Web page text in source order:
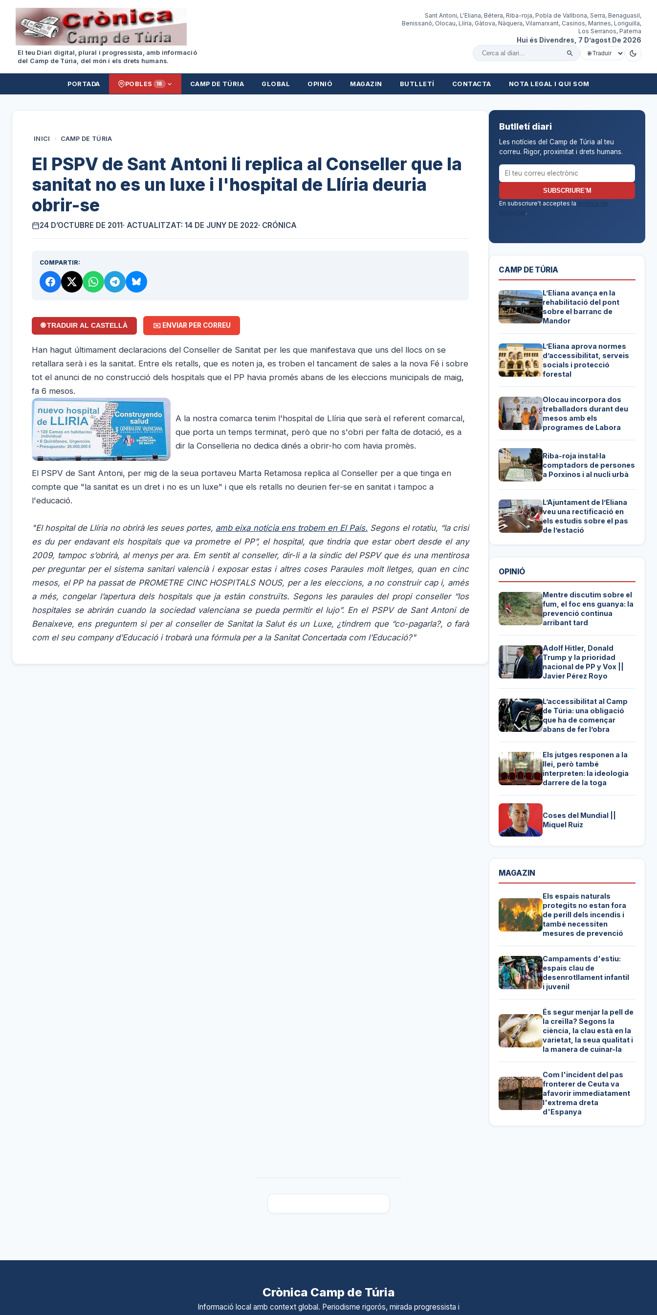
El teu Diari digital, plural i progressista, amb informació
del Camp de Túria, del món i els drets humans.
Sant Antoni, L'Eliana, Bétera, Riba-roja, Pobla de Vallbona, Serra, Benaguasil,
Benissanó, Olocau, Llíria, Gàtova, Nàquera, Vilamarxant, Casinos, Marines, Loriguilla,
Los Serranos, Paterna
Hui és Divendres, 7 D’agost De 2026
Cercar al diari
PORTADA POBLES 18 CAMP DE TÚRIA GLOBAL OPINIÓ MAGAZIN BUTLLETÍ CONTACTA NOTA LEGAL I QUI SOM
INICI › CAMP DE TÚRIA
El PSPV de Sant Antoni li replica al Conseller que la
sanitat no es un luxe i l'hospital de Llíria deuria
obrir-se
24 D’OCTUBRE DE 2011· ACTUALITZAT: 14 DE JUNY DE 2022· CRÓNICA
COMPARTIR:
🌐 TRADUIR AL CASTELLÀ ✉️ ENVIAR PER CORREU
Han hagut últimament declaracions del Conseller de Sanitat per les que manifestava que uns del llocs on se
retallara serà i es la sanitat. Entre els retalls, que es noten ja, es troben el tancament de sales a la nova Fé i sobre
tot el anunci de no construcció dels hospitals que el PP havia promés abans de les eleccions municipals de maig,
fa 6 mesos.
A la nostra comarca tenim l'hospital de Llíria que serà el referent comarcal,
que porta un temps terminat, però que no s'obri per falta de dotació, es a
dir la Conselleria no dedica dinés a obrir-ho com havia promès.
El PSPV de Sant Antoni, per mig de la seua portaveu Marta Retamosa replica al Conseller per a que tinga en
compte que "la sanitat es un dret i no es un luxe" i que els retalls no deurien fer-se en sanitat i tampoc a
l'educació.
"El hospital de Llíria no obrirà les seues portes, amb eixa notícia ens trobem en El País. Segons el rotatiu, “la crisi
es du per endavant els hospitals que va prometre el PP”, el hospital, que tindria que estar obert desde el any
2009, tampoc s’obrirà, al menys per ara. Em sentit al conseller, dir-li a la síndic del PSPV que és una mentirosa
per preguntar per el sistema sanitari valencià i exposar estas i altres coses Paraules molt lletges, quan en cinc
mesos, el PP ha passat de PROMETRE CINC HOSPITALS NOUS, per a les eleccions, a no construir cap i, amés
a més, congelar l’apertura dels hospitals que ja están construïts. Segons les paraules del propi conseller “los
hospitales se abrirán cuando la sociedad valenciana se pueda permitir el lujo”. En el PSPV de Sant Antoni de
Benaixeve, ens preguntem si per al conseller de Sanitat la Salut és un Luxe, ¿tindrem que “co-pagarla?, o farà
com el seu company d’Educació i trobarà una fórmula per a la Sanitat Concertada com l’Educació?"
Butlletí diari
Les notícies del Camp de Túria al teu
correu. Rigor, proximitat i drets humans.
Correu electrònic per al butlletí
SUBSCRIURE'M
En subscriure't acceptes la
política de
.
CAMP DE TÚRIA
L’Eliana avança en la
rehabilitació del pont
sobre el barranc de
Mandor
L’Eliana aprova normes
d’accessibilitat, serveis
socials i protecció
forestal
Olocau incorpora dos
treballadors durant deu
mesos amb els
programes de Labora
Riba-roja instal·la
comptadors de persones
a Porxinos i al nucli urbà
L’Ajuntament de l’Eliana
veu una rectificació en
els estudis sobre el pas
de l’estació
OPINIÓ
Mentre discutim sobre el
fum, el foc ens guanya: la
prevenció continua
arribant tard
Adolf Hitler, Donald
Trump y la prioridad
nacional de PP y Vox ||
Javier Pérez Royo
L’accessibilitat al Camp
de Túria: una obligació
que ha de començar
abans de fer l’obra
Els jutges responen a la
llei, però també
interpreten: la ideologia
darrere de la toga
Coses del Mundial ||
Miquel Ruiz
MAGAZIN
Els espais naturals
protegits no estan fora
de perill dels incendis i
també necessiten
mesures de prevenció
Campaments d'estiu:
espais clau de
desenrotllament infantil
i juvenil
És segur menjar la pell de
la creïlla? Segons la
ciència, la clau està en la
varietat, la seua qualitat i
la manera de cuinar-la
Com l'incident del pas
fronterer de Ceuta va
afavorir immediatament
l'extrema dreta
d'Espanya
Crònica Camp de Túria
Informació local amb context global. Periodisme rigorós, mirada progressista i